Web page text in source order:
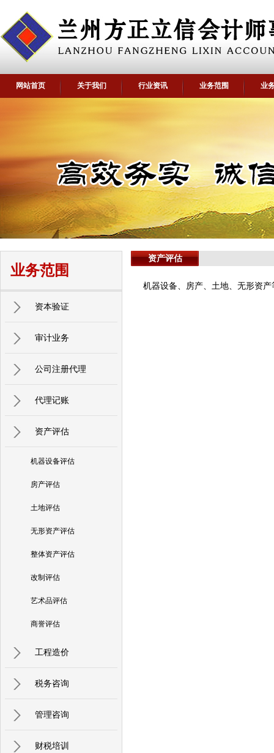
网站首页 关于我们 行业资讯 业务范围 业
业务范围
资本验证
审计业务
公司注册代理
代理记账
资产评估
机器设备评估
房产评估
土地评估
无形资产评估
整体资产评估
改制评估
艺术品评估
商誉评估
工程造价
税务咨询
管理咨询
财税培训
资产评估
机器设备、房产、土地、无形资产